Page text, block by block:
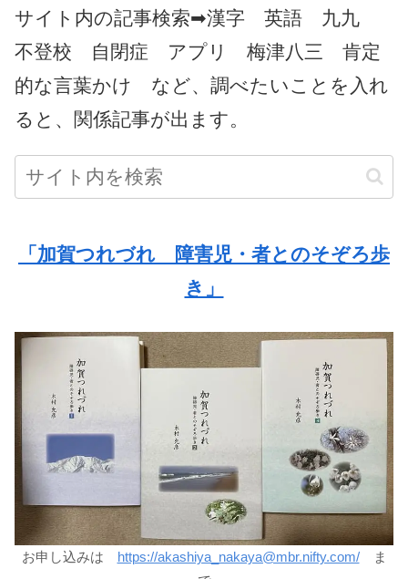
サイト内の記事検索➡漢字 英語 九九
不登校 自閉症 アプリ 梅津八三 肯定
的な言葉かけ など、調べたいことを入れ
ると、関係記事が出ます。
「加賀つれづれ 障害児・者とのそぞろ歩
き」
お申し込みは https://akashiya_nakaya@mbr.nifty.com/ま